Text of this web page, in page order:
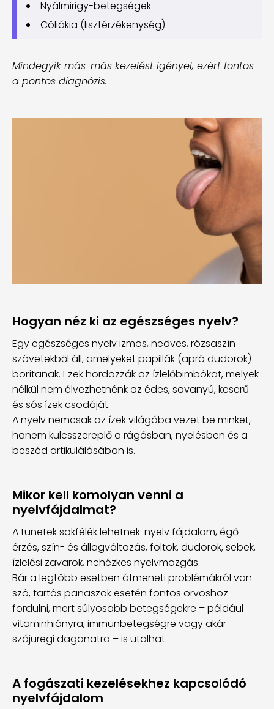
Nyálmirigy-betegségek
Cöliákia (lisztérzékenység)
Mindegyik más-más kezelést igényel, ezért fontos
a pontos diagnózis.
Hogyan néz ki az egészséges nyelv?
Egy egészséges nyelv izmos, nedves, rózsaszín
szövetekből áll, amelyeket papillák (apró dudorok)
borítanak. Ezek hordozzák az ízlelőbimbókat, melyek
nélkül nem élvezhetnénk az édes, savanyú, keserű
és sós ízek csodáját.
A nyelv nemcsak az ízek világába vezet be minket,
hanem kulcsszereplő a rágásban, nyelésben és a
beszéd artikulálásában is.
Mikor kell komolyan venni a
nyelvfájdalmat?
A tünetek sokfélék lehetnek: nyelv fájdalom, égő
érzés, szín- és állagváltozás, foltok, dudorok, sebek,
ízlelési zavarok, nehézkes nyelvmozgás.
Bár a legtöbb esetben átmeneti problémákról van
szó, tartós panaszok esetén fontos orvoshoz
fordulni, mert súlyosabb betegségekre – például
vitaminhiányra, immunbetegségre vagy akár
szájüregi daganatra – is utalhat.
A fogászati kezelésekhez kapcsolódó
nyelvfájdalom